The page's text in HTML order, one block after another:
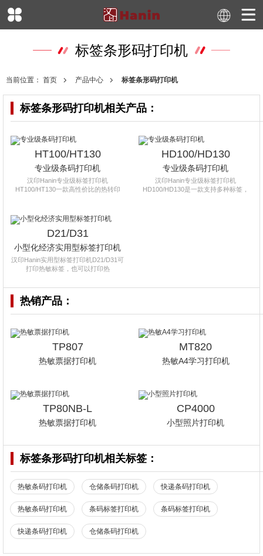
标签条形码打印机
当前位置： 首页 产品中心 标签条形码打印机
标签条形码打印机相关产品：
HT100/HT130
专业级条码打印机
汉印Hanin专业级标签打印机
HT100/HT130一款高性价比的热转印
HD100/HD130
专业级条码打印机
汉印Hanin专业级标签打印机
HD100/HD130是一款支持多种标签，
D21/D31
小型化经济实用型标签打印机
汉印Hanin实用型标签打印机D21/D31可
打印热敏标签，也可以打印热
热销产品：
TP807
热敏票据打印机
MT820
热敏A4学习打印机
TP80NB-L
热敏票据打印机
CP4000
小型照片打印机
标签条形码打印机相关标签：
热敏条码打印机 仓储条码打印机 快递条码打印机
热敏条码打印机 条码标签打印机 条码标签打印机
快递条码打印机 仓储条码打印机